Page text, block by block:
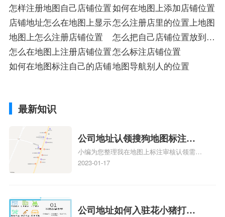
怎样注册地图自己店铺位置如何在地图上添加店铺位置
店铺地址怎么在地图上显示怎么注册店里的位置上地图
地图上怎么注册店铺位置
怎么把自己店铺位置放到地
图上
怎么在地图上注册店铺位置怎么标注店铺位置
如何在地图标注自己的店铺地图导航别人的位置
最新知识
公司地址认领搜狗地图标注多
久审核？公司地址认领地图标
注多久审核？
小编为您整理我在地图上标注审核认领需要
多久、我在地图上标注审核认领需要多久
情可查看下方正文！
2023-01-17
公司地址如何入驻花小猪打车